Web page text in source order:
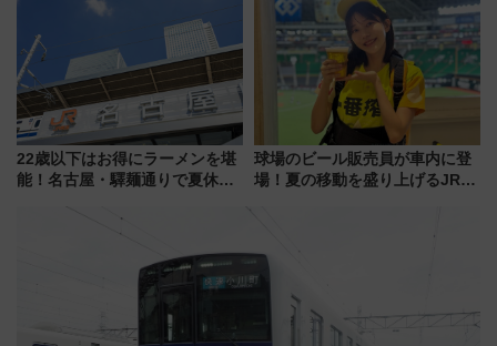
注目観光列車まとめ きっぷの取
り方は？
「いつから何が変わるか」徹底
解説！
22歳以下はお得にラーメンを堪
能！名古屋・驛麺通りで夏休み
球場のビール販売員が車内に登
場！夏の移動を盛り上げるJR九